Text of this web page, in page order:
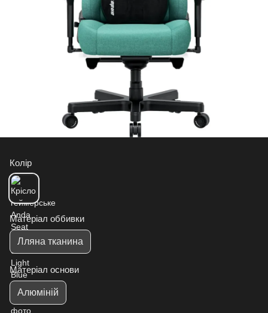
Колір
Матеріал оббивки
Лляна тканина
Матеріал основи
Алюміній